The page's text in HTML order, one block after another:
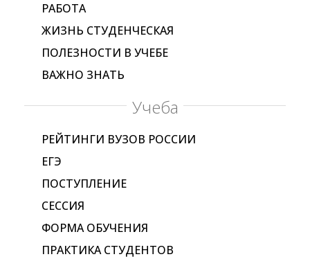
РАБОТА
ЖИЗНЬ СТУДЕНЧЕСКАЯ
ПОЛЕЗНОСТИ В УЧЕБЕ
ВАЖНО ЗНАТЬ
Учеба
РЕЙТИНГИ ВУЗОВ РОССИИ
ЕГЭ
ПОСТУПЛЕНИЕ
СЕССИЯ
ФОРМА ОБУЧЕНИЯ
ПРАКТИКА СТУДЕНТОВ